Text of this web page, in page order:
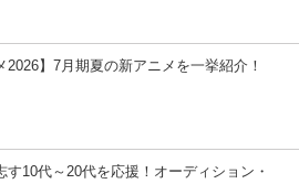
2026】7月期夏の新アニメを一挙紹介！
す10代～20代を応援！オーディション・